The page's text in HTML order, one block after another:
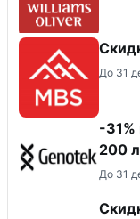
До 31
-31%
200
До 31